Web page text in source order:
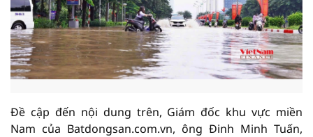
Đề cập đến nội dung trên, Giám đốc khu vực miền
Nam của Batdongsan.com.vn, ông Đinh Minh Tuấn,